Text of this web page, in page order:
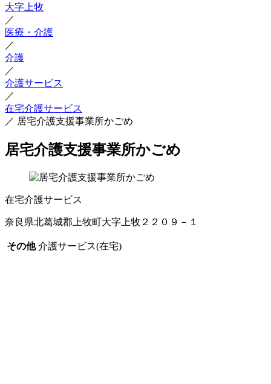
大字上牧
／
医療・介護
／
介護
／
介護サービス
／
在宅介護サービス
／ 居宅介護支援事業所かごめ
居宅介護支援事業所かごめ
在宅介護サービス
奈良県北葛城郡上牧町大字上牧２２０９－１
その他 介護サービス(在宅)